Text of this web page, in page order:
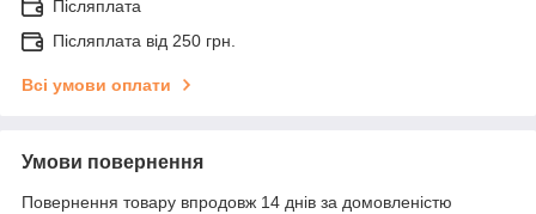
Післяплата
Післяплата від 250 грн.
Всі умови оплати
Умови повернення
Повернення товару впродовж 14 днів за домовленістю